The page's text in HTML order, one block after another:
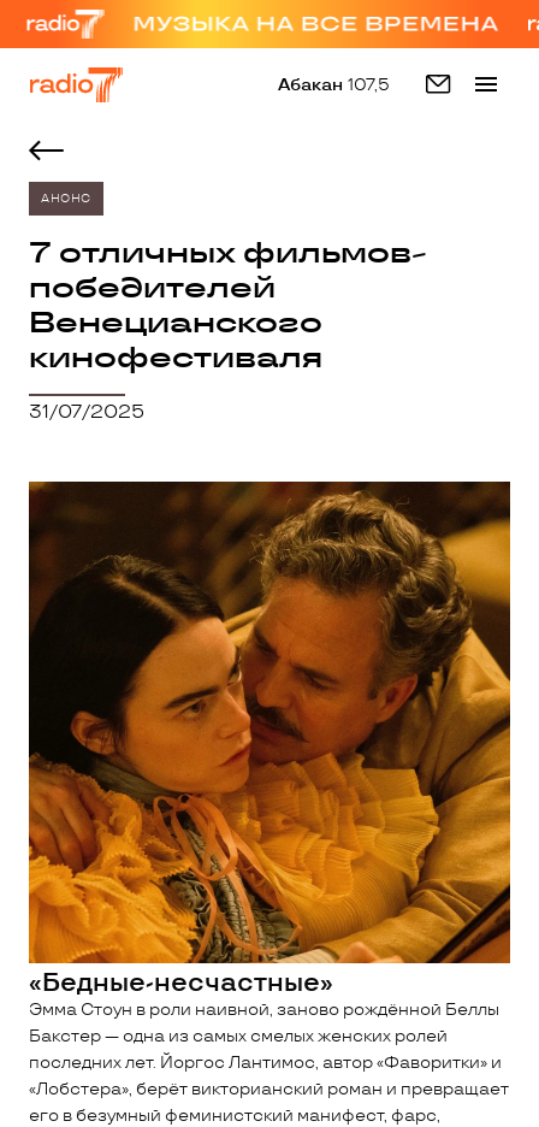
Абакан 107,5
АНОНС
7 отличных фильмов-
победителей
Венецианского
кинофестиваля
31/07/2025
«Бедные-несчастные»
Эмма Стоун в роли наивной, заново рождённой Беллы
Бакстер — одна из самых смелых женских ролей
последних лет. Йоргос Лантимос, автор «Фаворитки» и
«Лобстера», берёт викторианский роман и превращает
его в безумный феминистский манифест, фарс,